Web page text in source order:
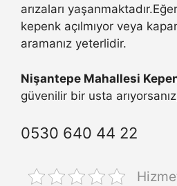
arızaları
kepenk açılmıyor veya
aramanız yeterlidir.
Nişantepe Mahallesi
güvenilir bir usta
0530 640 44 22